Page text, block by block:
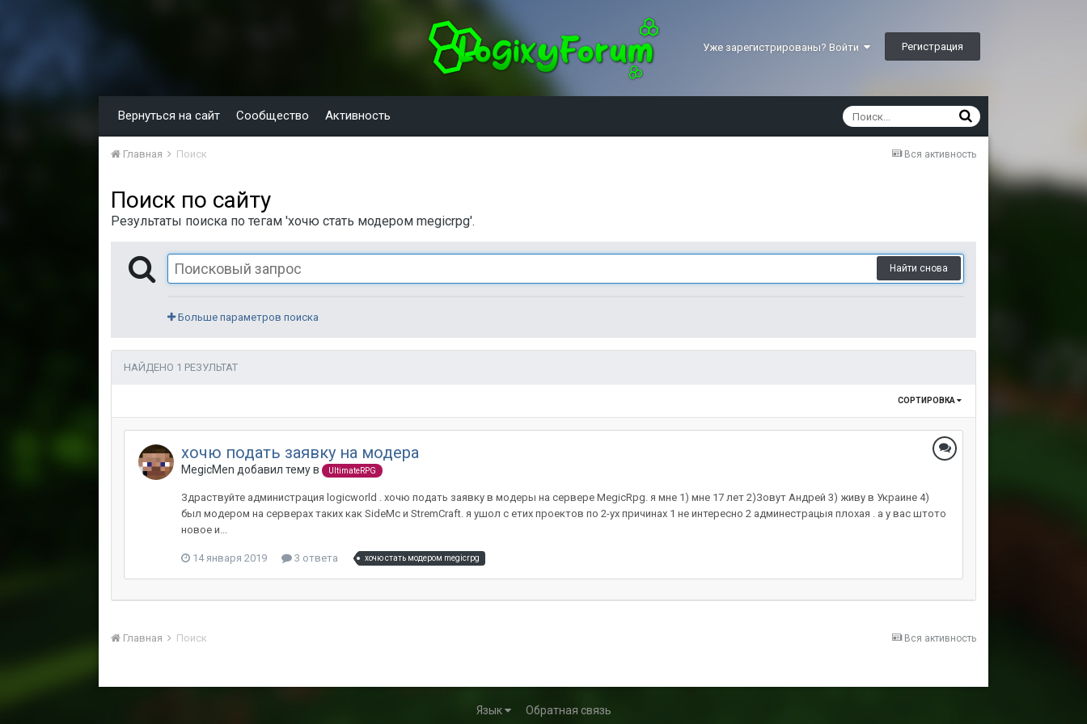
Уже зарегистрированы? Войти Регистрация
Вернуться на сайт Сообщество Активность
Вся активность
Главная Поиск
Поиск по сайту
Результаты поиска по тегам 'хочю стать модером megicrpg'.
Найти снова
Больше параметров поиска
НАЙДЕНО 1 РЕЗУЛЬТАТ
СОРТИРОВКА
хочю подать заявку на модера
MegicMen добавил тему в UltimateRPG
Здраствуйте администрация logicworld . хочю подать заявку в модеры на сервере MegicRpg. я мне 1) мне 17 лет 2)Зовут Андрей 3) живу в Украине 4)
был модером на серверах таких как SideMc и StremCraft. я ушол с етих проектов по 2-ух причинах 1 не интересно 2 админестрацыя плохая . а у вас штото
новое и...
14 января 2019 3 ответа хочю стать модером megicrpg
Вся активность
Главная Поиск
Язык Обратная связь